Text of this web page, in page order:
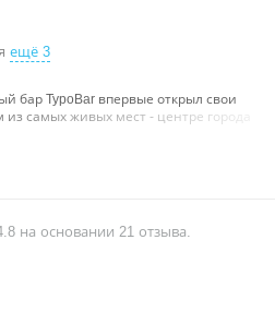
ещё 3
бар TypoBar впервые открыл свои
самых живых мест - центре города
отнесенном к объектам
значения. Сегодня интерьер
- это бар для друзей». Мы верим,
на основании 21 отзыва.